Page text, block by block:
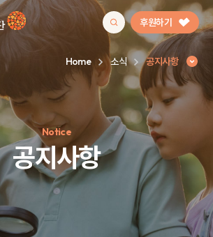
후원하기
레이스#캠페인#팬덤후원
Home 소식 공지사항
Notice
공지사항